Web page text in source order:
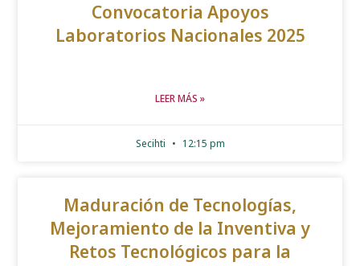
Convocatoria Apoyos
Laboratorios Nacionales 2025
LEER MÁS »
Secihti 12:15 pm
Maduración de Tecnologías,
Mejoramiento de la Inventiva y
Retos Tecnológicos para la